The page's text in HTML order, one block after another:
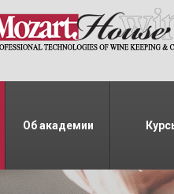
Об академии